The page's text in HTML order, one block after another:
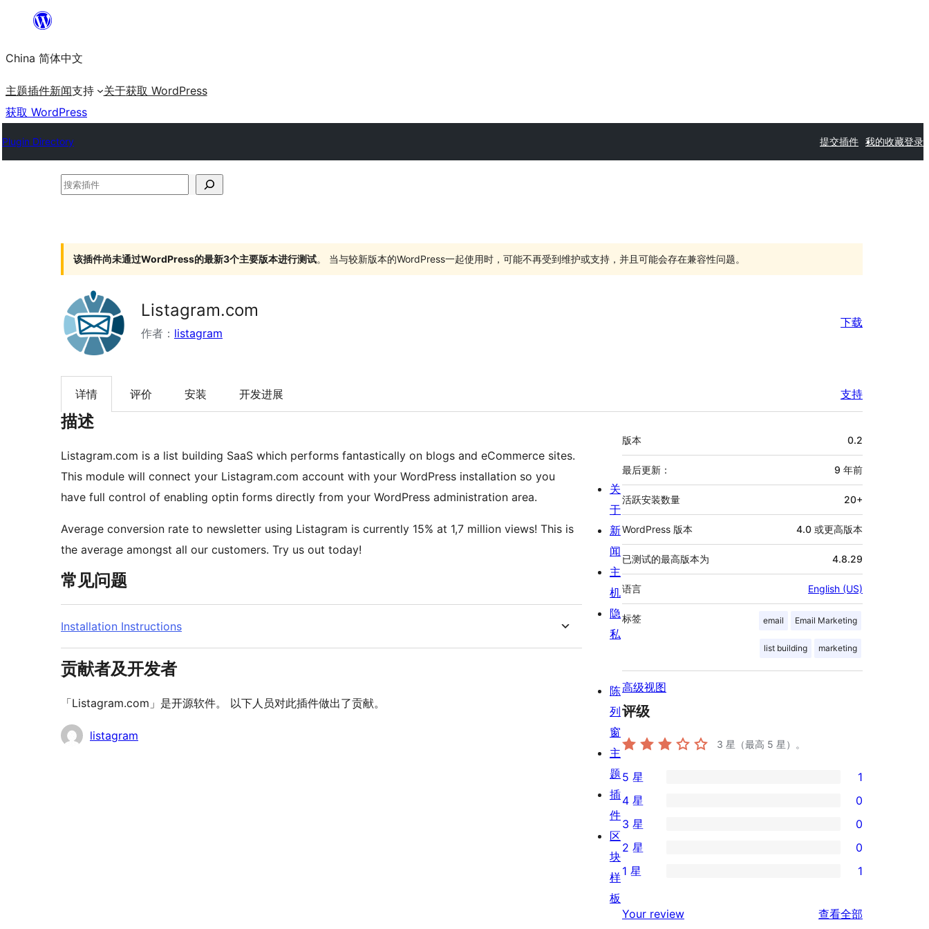
内
容
China 简体中文
主题插件新闻支持 关于获取 WordPress
获取 WordPress
Plugin Directory 提交插件 我的收藏登录
搜
件
该插件尚未通过WordPress的最新3个主要版本进行测试。 当与较新版本的WordPress一起使用时，可能不再受到维护或支持，并且可能会存在兼容性问题。
Listagram.com
作者： listagram
下载
详情 评价 安装 开发进展 支持
描述
Listagram.com is a list building SaaS which performs fantastically on blogs and eCommerce sites.
This module will connect your Listagram.com account with your WordPress installation so you
have full control of enabling optin forms directly from your WordPress administration area.
Average conversion rate to newsletter using Listagram is currently 15% at 1,7 million views! This is
the average amongst all our customers. Try us out today!
常见问题
Installation Instructions
贡献者及开发者
「Listagram.com」是开源软件。 以下人员对此插件做出了贡献。
贡
listagram
额
外
信
息
版本 0.2
最后更新： 9 年前
活跃安装数量 20+
WordPress 版本 4.0 或更高版本
已测试的最高版本为 4.8.29
语言 English (US)
标签 email Email Marketing
list building marketing
高级视图
评级
3 星（最高 5 星）。
1
条
5
星
评
5 星 1
条
4
星
价
4 星 0
0
条
3
评
3 星 0
条
星
2 星 0
1
1 星 1
Your review 查看全部
关
于
新
闻
主
机
隐
私
陈
列
窗
主
题
插
件
区
块
样
板